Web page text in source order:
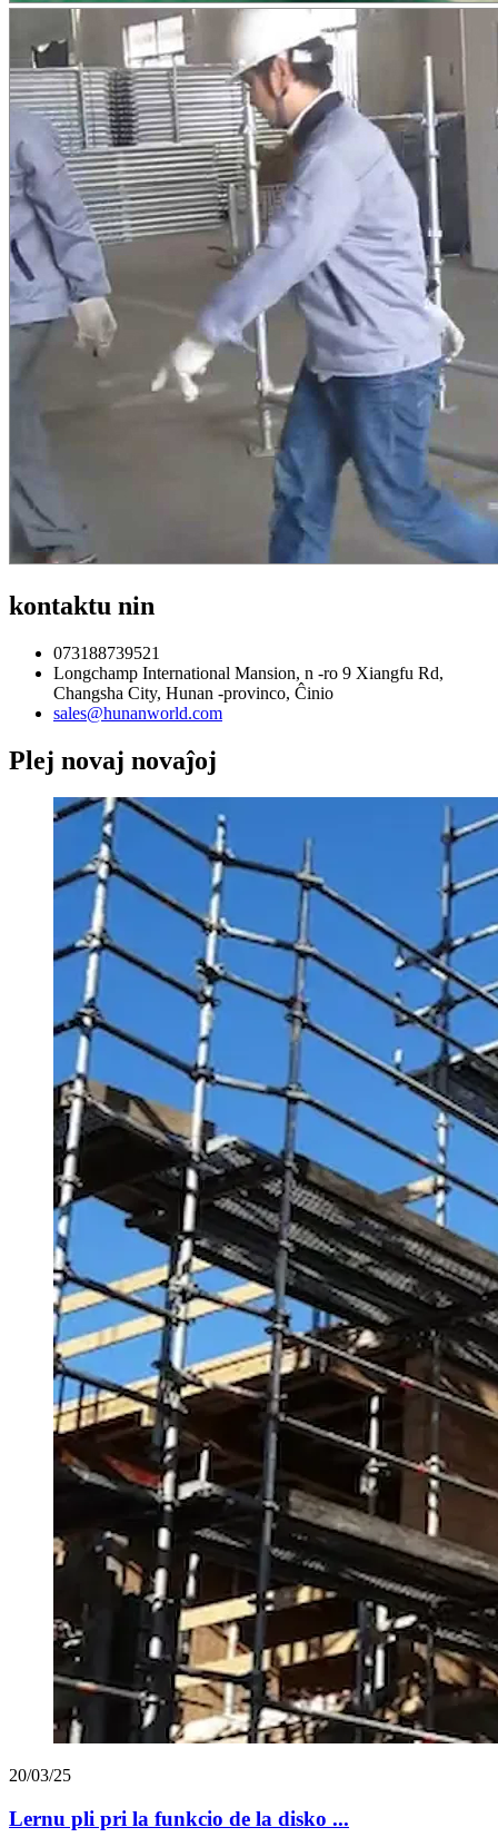
kontaktu nin
073188739521
Longchamp International Mansion, n -ro 9 Xiangfu Rd,
Changsha City, Hunan -provinco, Ĉinio
sales@hunanworld.com
Plej novaj novaĵoj
20/03/25
Lernu pli pri la funkcio de la disko ...